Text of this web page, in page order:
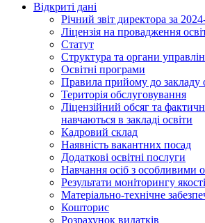
Відкриті дані
Річний звіт директора за
Ліцензія на провадження
Статут
Структура та органи
Освiтнi програми
Правила прийому до закладу
Територiя обслуговування
Ліцензійний обсяг та
навчаються в закладі освіти
Кадровий склад
Наявність вакантних посад
Додатковi освiтнi послуги
Навчання осіб з особливими
Результати моніторингу
Матеріально-технічне
Кошторис
Розрахунок видатків